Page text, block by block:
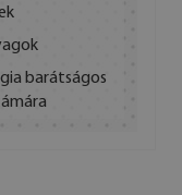
barátságos